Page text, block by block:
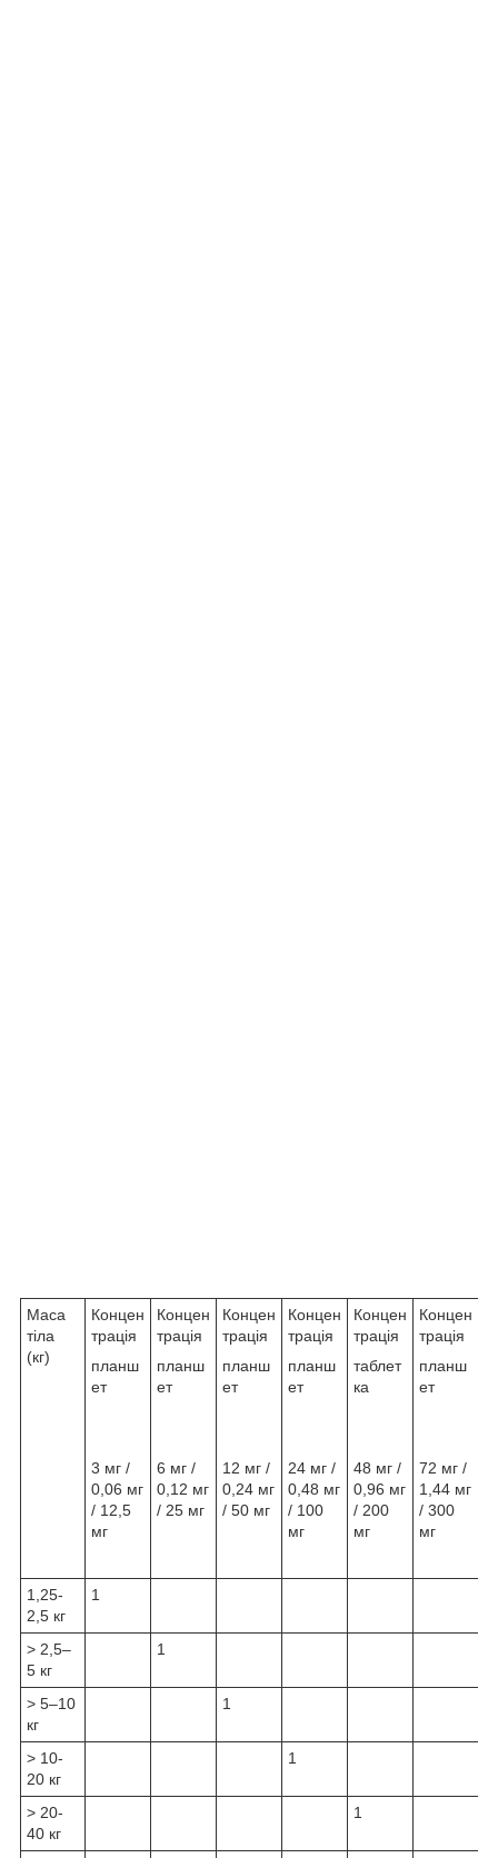
Маса
тіла
(кг)
Концен
трація
планш
ет
3 мг /
0,06 мг
/ 12,5
мг
Концен
трація
планш
ет
6 мг /
0,12 мг
/ 25 мг
Концен
трація
планш
ет
12 мг /
0,24 мг
/ 50 мг
Концен
трація
планш
ет
24 мг /
0,48 мг
/ 100
мг
Концен
трація
таблет
ка
48 мг /
0,96 мг
/ 200
мг
Концен
трація
планш
ет
72 мг /
1,44 мг
/ 300
мг
1,25-
2,5 кг
1
> 2,5–
5 кг
1
> 5–10
кг
1
> 10-
20 кг
1
> 20-
40 кг
1